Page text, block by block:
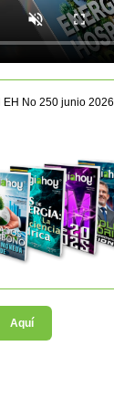
EH No 250 junio 2026
Aquí